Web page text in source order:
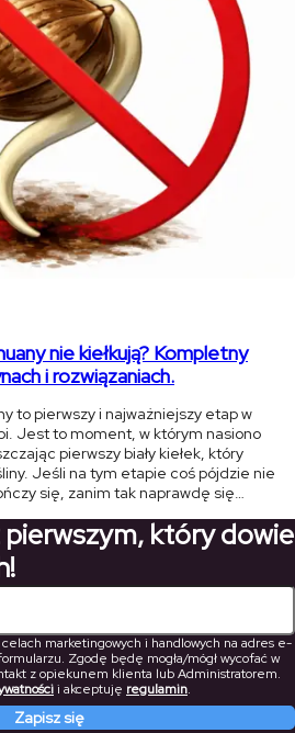
nie kiełkują? Kompletny
i rozwiązaniach.
to pierwszy i najważniejszy etap w
Jest to moment, w którym nasiono
pierwszy biały kiełek, który
Jeśli na tym etapie coś pójdzie nie
się, zanim tak naprawdę się
pierwszym, który dowie
marketingowych i handlowych na adres e-
Zgodę będę mogła/mógł wycofać w
z opiekunem klienta lub Administratorem.
i akceptuję regulamin.
Zapisz się